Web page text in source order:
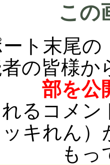
この
ト末尾の
の皆様か
部を公
るコメン
ッキれん
もっ